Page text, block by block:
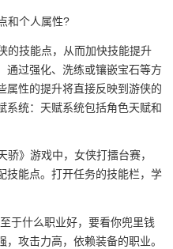
和个人属性?
的技能点，从而加快技能提升
通过强化、洗练或镶嵌宝石等方
属性的提升将直接反映到游侠的
系统：天赋系统包括角色天赋和
》游戏中，女侠打擂台赛，
技能点。打开任务的技能栏，学
于什么职业好，要看你兜里钱
攻击力高，依赖装备的职业。